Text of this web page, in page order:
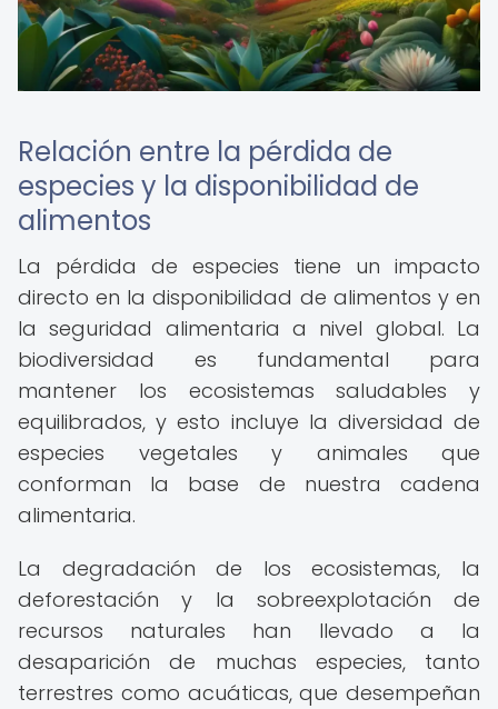
Relación entre la pérdida de
especies y la disponibilidad de
alimentos
La pérdida de especies tiene un impacto
directo en la disponibilidad de alimentos y en
la seguridad alimentaria a nivel global. La
biodiversidad es fundamental para
mantener los ecosistemas saludables y
equilibrados, y esto incluye la diversidad de
especies vegetales y animales que
conforman la base de nuestra cadena
alimentaria.
La degradación de los ecosistemas, la
deforestación y la sobreexplotación de
recursos naturales han llevado a la
desaparición de muchas especies, tanto
terrestres como acuáticas, que desempeñan